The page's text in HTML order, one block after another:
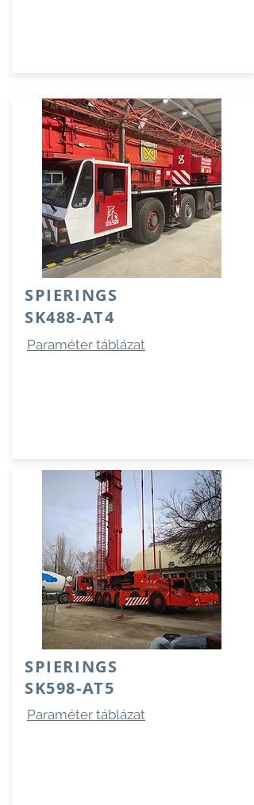
SPIERINGS
SK488-AT4
Paraméter táblázat
SPIERINGS
SK598-AT5
Paraméter táblázat